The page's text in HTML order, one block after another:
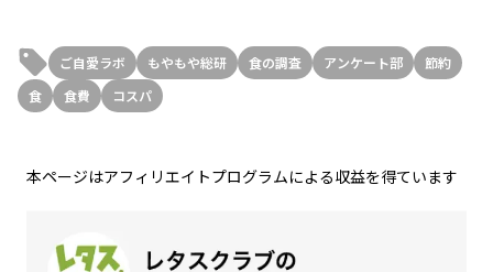
ご自愛ラボ もやもや総研 食の調査 アンケート部
節約
食
食費 コスパ
本ページはアフィリエイトプログラムによる収益を得ています